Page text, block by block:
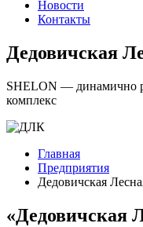
Новости
Контакты
Дедовичская
SHELON — динамично
комплекс
Главная
Предприятия
Дедовичская
«Дедовичская